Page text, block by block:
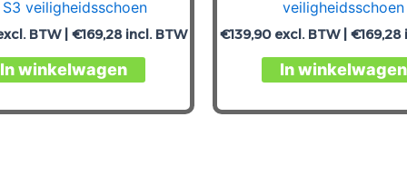
veiligheidsschoen
BTW | €169,28incl. BTW
In winkelwagen
Dit
product
heeft
veiligheidsschoen
€139,90excl. BTW |€169,28
In winkelwagen